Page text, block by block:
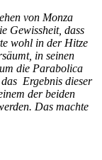
von Monza
Gewissheit, dass
wohl in der Hitze
in seinen
die Parabolica
Ergebnis dieser
der beiden
Das machte